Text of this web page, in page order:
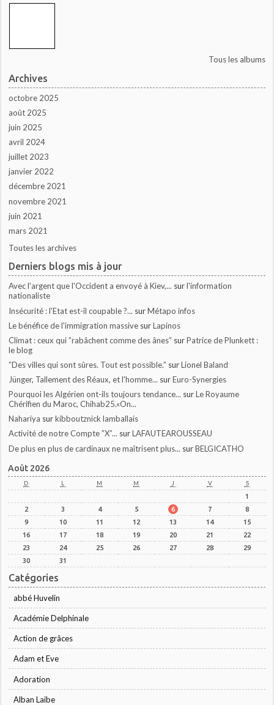
Tous les albums
Archives
octobre 2025
août 2025
juin 2025
avril 2024
juillet 2023
janvier 2022
décembre 2021
novembre 2021
juin 2021
mars 2021
Toutes les archives
Derniers blogs mis à jour
Avec l'argent que l'Occident a envoyé à Kiev,... surl'information
nationaliste
Insécurité : l'Etat est-il coupable ?... surMétapo infos
Le bénéfice de l'immigration massive surLapinos
Climat : ceux qui ”rabâchent comme des ânes” surPatrice de Plunkett :
le blog
”Des villes qui sont sûres. Tout est possible.” surLionel Baland
Jünger, Tallement des Réaux, et l'homme... surEuro-Synergies
Pourquoi les Algérien ont-ils toujours tendance... surLe Royaume
Chérifien du Maroc, Chihab25.«On...
Nahariya surkibboutznick lamballais
Activité de notre Compte ”X”... surLAFAUTEAROUSSEAU
De plus en plus de cardinaux ne maîtrisent plus... surBELGICATHO
Août 2026
D L M M J V S
1
2
3 4 5 6 7
8
9
10 11 12 13 14
15
16
17 18 19 20 21
22
23
24 25 26 27 28
29
30
31
Catégories
abbé Huvelin
Académie Delphinale
Action de grâces
Adam et Eve
Adoration
Alban Laibe